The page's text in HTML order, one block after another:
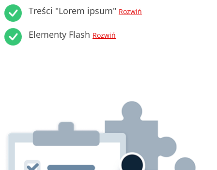
Treści "Lorem ipsum" Rozwiń
Elementy Flash Rozwiń